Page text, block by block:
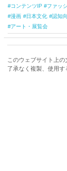
コンテンツIP
ファッ
漫画
日本文化
認知
アート・展覧会
このウェブサイト上
了承なく複製、使用す